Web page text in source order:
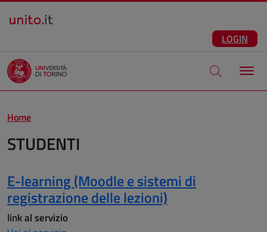
Salta al contenuto principale
LOGIN
Apri modale
Home
STUDENTI
Risultati
E-learning (Moodle e sistemi di
registrazione delle lezioni)
link al servizio